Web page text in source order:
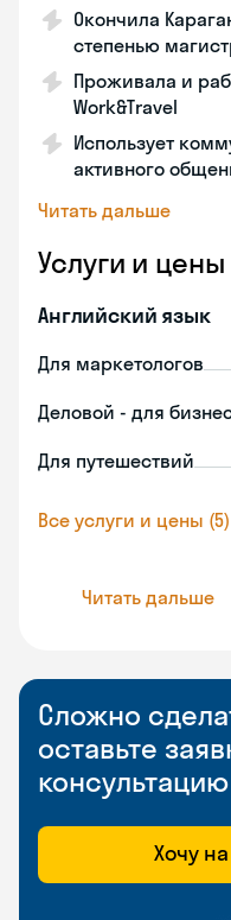
Окончила
степенью
Проживала и
Work&Travel
Использует
активного
Читать дальше
Услуги и цены
Английский язык
Для маркетологов
Деловой - для
Для путешествий
Все услуги и цены (5)
Читать дальше
Сложно
оставьте
консультацию
Хочу